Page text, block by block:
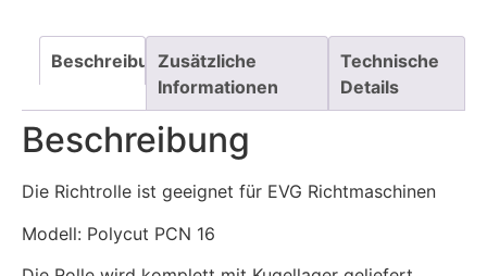
BeschreibungZusätzliche
Informationen
Technische
Details
Beschreibung
Die Richtrolle ist geeignet für EVG Richtmaschinen
Modell: Polycut PCN 16